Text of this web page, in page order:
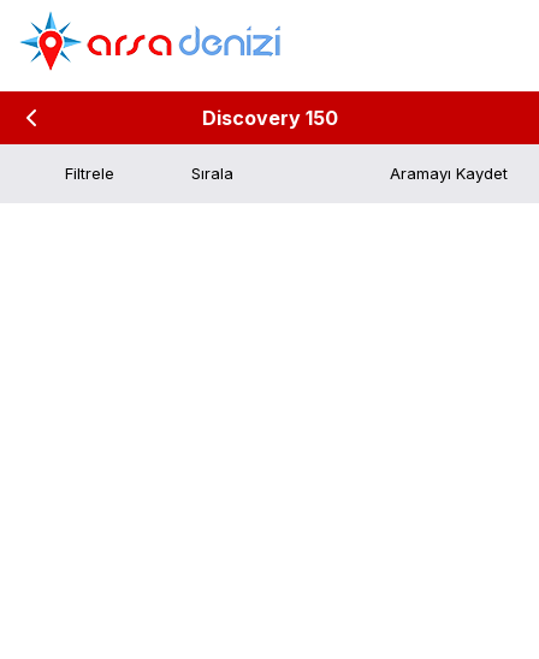
Discovery 150
Filtrele Aramayı Kaydet